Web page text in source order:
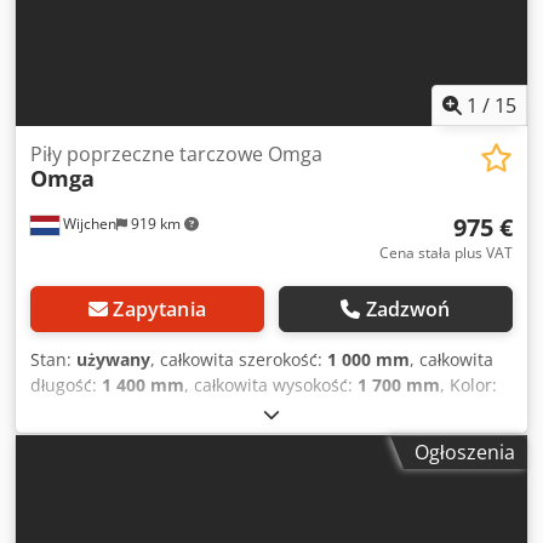
1 / 15
Wijchen 919 km
Piły poprzeczne tarczowe Omga
Omga
975 €
Cena stała plus VAT
Zapytania Zadzwoń
Stan: używany, całkowita szerokość: 1 000 mm, całkowita
długość: 1 400 mm, całkowita wysokość: 1 700 mm, Kolor:
szary Waga: 200 kg - Dokumentacja dostępna: nie -
Certyfikat CE: nie Dwsdpfxezavq De Acmoa - Numer
seryjny: 165359 - Moc silnika głównego [kW]: 2,9 - Maks.
Ogłoszenia